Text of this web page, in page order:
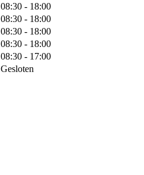
08:30 - 18:00
08:30 - 18:00
08:30 - 18:00
08:30 - 18:00
08:30 - 17:00
Gesloten